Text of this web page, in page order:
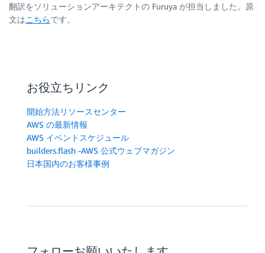
翻訳をソリューションアーキテクトの Furuya が担当しました。原
文はこちらです。
お役立ちリンク
開始方法リソースセンター
AWS の最新情報
AWS イベントスケジュール
builders.flash -AWS 公式ウェブマガジン
日本国内のお客様事例